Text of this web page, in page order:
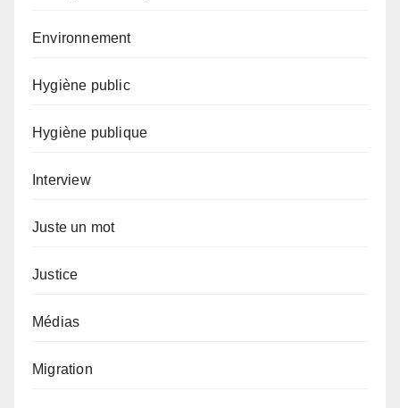
Environnement
Hygiène public
Hygiène publique
Interview
Juste un mot
Justice
Médias
Migration